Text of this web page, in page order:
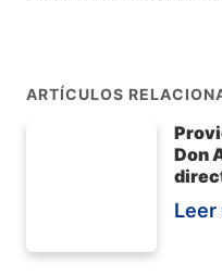
ARTÍCULOS
Don
Leer